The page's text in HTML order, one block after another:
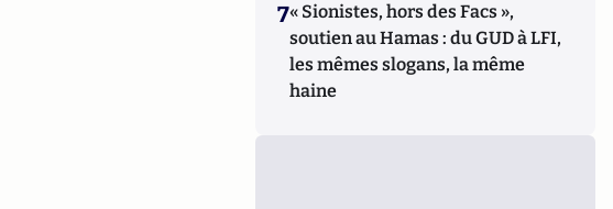
7« Sionistes, hors des Facs »,
soutien au Hamas : du GUD à LFI,
les mêmes slogans, la même
haine